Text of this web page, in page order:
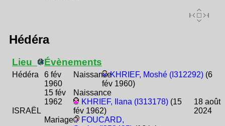
Hédéra
Lieu
Hédéra
ISRAËL
Évènements
6 fév
1960
NaissanceKHRIEF, Moshé (I312292) (6
fév 1960)
15 fév
1962
Naissance
KHRIEF, Ilana (I313178)(15
fév 1962)
18 août
2024
Mariage
FOUCARD,